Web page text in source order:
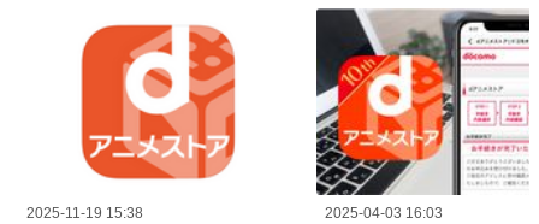
2025-11-19 15:38 2025-04-03 16:03